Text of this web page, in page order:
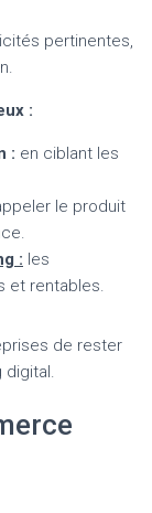
pertinentes,
:
: en ciblant les
le produit
: les
et rentables.
de rester
digital.